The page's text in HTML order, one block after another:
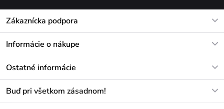
Zákaznícka podpora
info@vuch.sk
Informácie o nákupe
Materiály a údržba
Ostatné informácie
Buď pri všetkom zásadnom!